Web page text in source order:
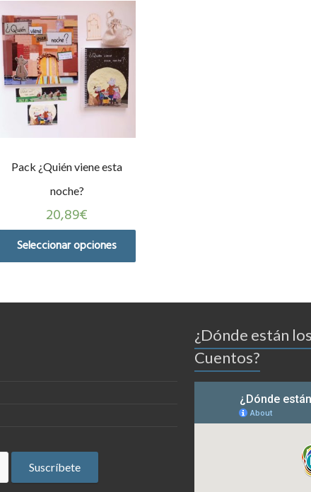
Pack ¿Quién viene esta
noche?
20,89€
Seleccionar opciones
¿Dónde están
Cuentos?